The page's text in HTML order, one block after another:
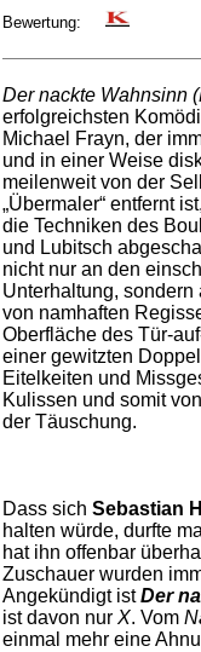
Bewertung:
Der nackte Wahnsinn
erfolgreichsten
Michael Frayn, der
und in einer Weise
meilenweit von der
„Übermaler“ entfernt
die Techniken des
und Lubitsch
nicht nur an den
Unterhaltung,
von namhaften
Oberfläche des Tür-
einer gewitzten
Eitelkeiten und
Kulissen und somit
der Täuschung.
Dass sich Sebastian
halten würde, durfte
hat ihn offenbar
Zuschauer wurden
Angekündigt istDer
ist davon nur X. Vom
einmal mehr eine